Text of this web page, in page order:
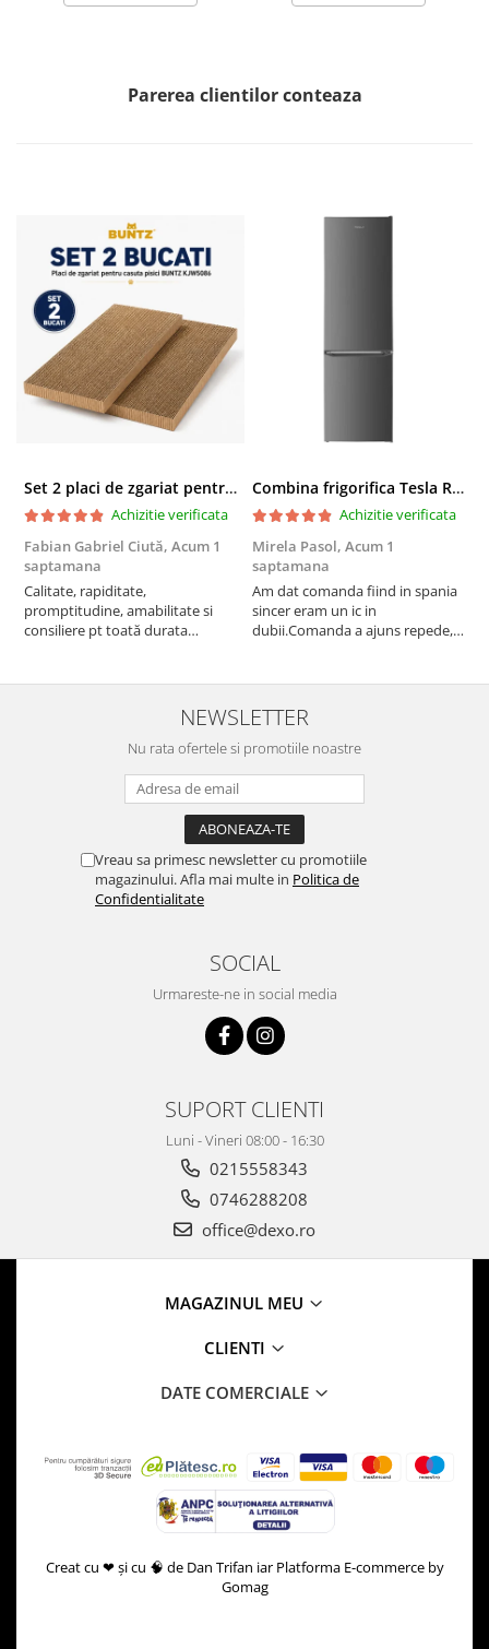
Parerea clientilor conteaza
Set 2 placi de zgariat pentru casuta pisici BUNTZ KJW5086, compatibile cu casuta 59 x 28.5 x 35 cm
Achizitie verificata
Fabian Gabriel Ciută, Acum 1
saptamana
Calitate, rapiditate,
promptitudine, amabilitate si
consiliere pt toată durata
Combina frigorifica Tesla RC2600HXE, 262 l, Clasa E, Iluminare LED, dezghetare automata frigider, H 180 cm, Inox
Achizitie verificata
Mirela Pasol, Acum 1
saptamana
Am dat comanda fiind in spania
sincer eram un ic in
dubii.Comanda a ajuns repede,in
treaba,va multumesc pentru
rapiditate si
amabilitate,RECOMAND 100%
NEWSLETTER
Nu rata ofertele si promotiile noastre
Vreau sa primesc newsletter cu promotiile
magazinului. Afla mai multe in Politica de
Confidentialitate
SOCIAL
Urmareste-ne in social media
SUPORT CLIENTI
Luni - Vineri 08:00 - 16:30
0215558343
0746288208
office@dexo.ro
MAGAZINUL MEU
CLIENTI
DATE COMERCIALE
Creat cu ❤ și cu 🧠 de Dan Trifan iar Platforma E-commerce by
Gomag